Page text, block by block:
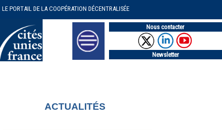
LE PORTAIL DE LA COOPÉRATION DÉCENTRALISÉE
Nous contacter
Newsletter
ACTUALITÉS